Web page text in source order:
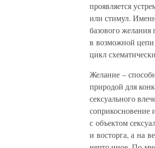
проявляется
или стимул.
базового желания
в возможной цепи
цикл
Желание –
природой для
сексуального
соприкосновение
с объектом
и восторга, а на